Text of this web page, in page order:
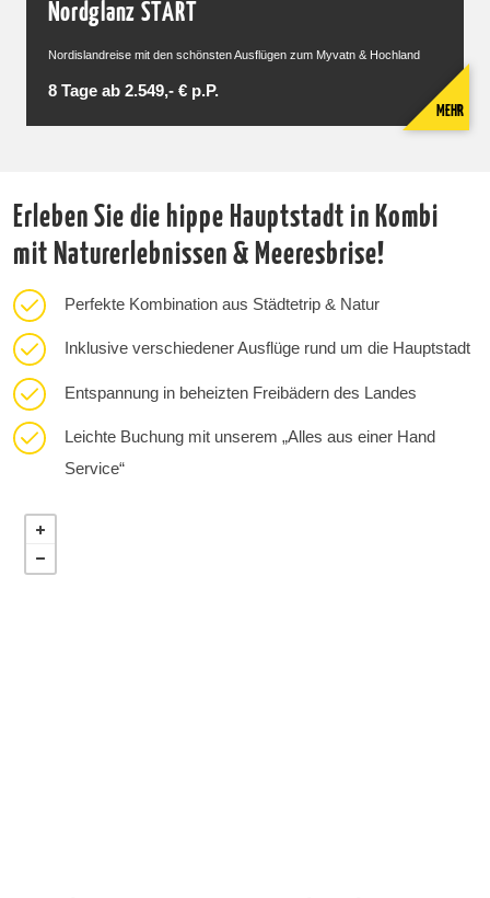
Nordglanz START
Nordislandreise mit den schönsten Ausflügen zum Myvatn & Hochland
8 Tage ab 2.549,- € p.P.
MEHR
Erleben Sie die hippe Hauptstadt in Kombi
mit Naturerlebnissen & Meeresbrise!
Perfekte Kombination aus Städtetrip & Natur
Inklusive verschiedener Ausflüge rund um die Hauptstadt
Entspannung in beheizten Freibädern des Landes
Leichte Buchung mit unserem „Alles aus einer Hand
Service“